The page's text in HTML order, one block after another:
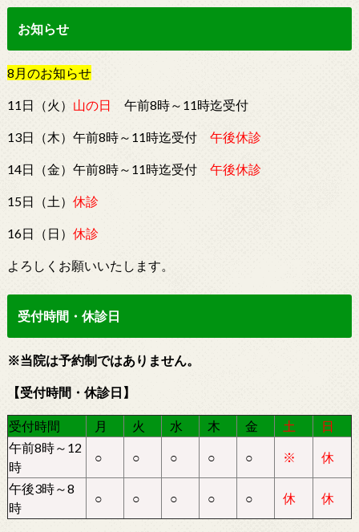
お知らせ
8 月のお知らせ
11日（火） 山の日 午前8時～11時迄受付
13日（木）午前8時～11時迄受付 午後休診
14日（金）午前8時～11時迄受付 午後休診
15日（土） 休診
16日（日） 休診
よろしくお願いいたします。
受付時間・休診日
※当院は予約制ではありません。
【受付時間・休診日】
受付時間 月 火 水 木 金 土
日
午前8時～12
時
○ ○ ○ ○ ○ ※ 休
午後3時～8
時
○ ○ ○ ○ ○ 休 休